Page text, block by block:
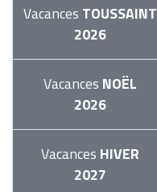
Vacances TOUSSAINT
2026
Vacances NOËL
2026
Vacances HIVER
2027